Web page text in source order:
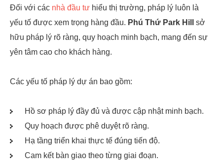
Đối với các nhà đầu tư hiểu thị trường, pháp lý luôn là
yếu tố được xem trọng hàng đầu. Phú Thứ Park Hill
sở
hữu pháp lý rõ ràng, quy hoạch minh bạch, mang đến sự
yên tâm cao cho khách hàng.
Các yếu tố pháp lý dự án bao gồm:
Hồ sơ pháp lý đầy đủ và được cập nhật minh bạch.
Quy hoạch được phê duyệt rõ ràng.
Hạ tầng triển khai thực tế đúng tiến độ.
Cam kết bàn giao theo từng giai đoạn.